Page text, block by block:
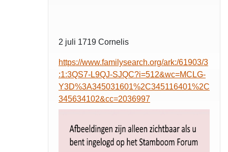
2 juli 1719 Cornelis
https://www.familysearch.org/ark:/61903/3
:1:3QS7-L9QJ-SJQC?i=512&wc=MCLG-
Y3D%3A345031601%2C345116401%2C
345634102&cc=2036997